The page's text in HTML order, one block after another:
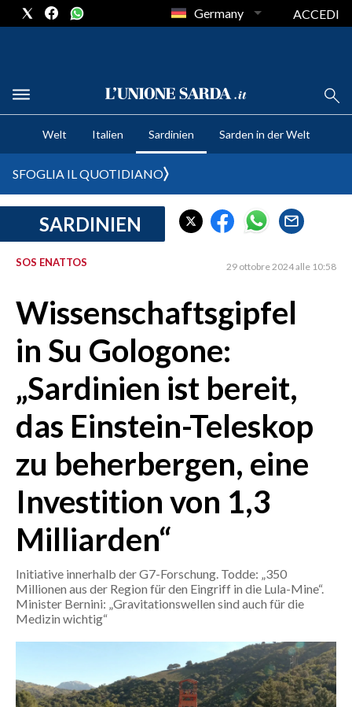
CRONACA SARDEGNA
CAGLIARI
SULCIS IGLESIENTE
MEDIO CAMPIDANO
ORISTANO E PROVINCIA
SASSARI E PROVINCIA
NUORO E PROVINCIA
OGLIASTRA
AGENDA
CRONACA
ITALIA
MONDO
POLITICA
ECONOMIA
SERVIZI ALLE IMPRESE
LAVORO
BANDI
RISULTATI E CLASSIFICHE
Germany ACCEDI
Welt Italien Sardinien Sarden in der Welt
SFOGLIA IL QUOTIDIANO
SARDINIEN
SOS ENATTOS 29 ottobre 2024 alle 10:58
Wissenschaftsgipfel
in Su Gologone:
„Sardinien ist bereit,
das Einstein-Teleskop
zu beherbergen, eine
Investition von 1,3
Milliarden“
Initiative innerhalb der G7-Forschung. Todde: „350
Millionen aus der Region für den Eingriff in die Lula-Mine“.
Minister Bernini: „Gravitationswellen sind auch für die
Medizin wichtig“